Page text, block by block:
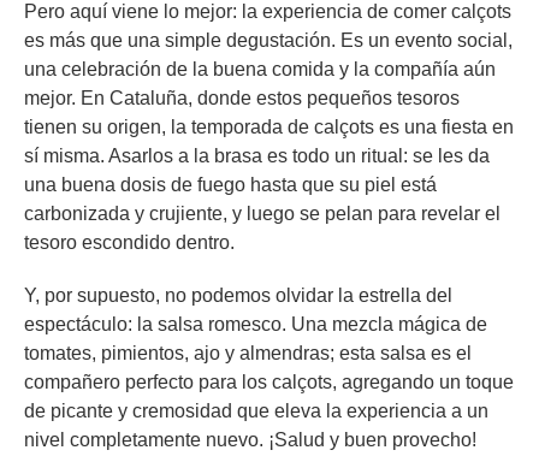
Pero aquí viene lo mejor: la experiencia de comer calçots
es más que una simple degustación. Es un evento social,
una celebración de la buena comida y la compañía aún
mejor. En Cataluña, donde estos pequeños tesoros
tienen su origen, la temporada de calçots es una fiesta en
sí misma. Asarlos a la brasa es todo un ritual: se les da
una buena dosis de fuego hasta que su piel está
carbonizada y crujiente, y luego se pelan para revelar el
tesoro escondido dentro.
Y, por supuesto, no podemos olvidar la estrella del
espectáculo: la salsa romesco. Una mezcla mágica de
tomates, pimientos, ajo y almendras; esta salsa es el
compañero perfecto para los calçots, agregando un toque
de picante y cremosidad que eleva la experiencia a un
nivel completamente nuevo. ¡Salud y buen provecho!